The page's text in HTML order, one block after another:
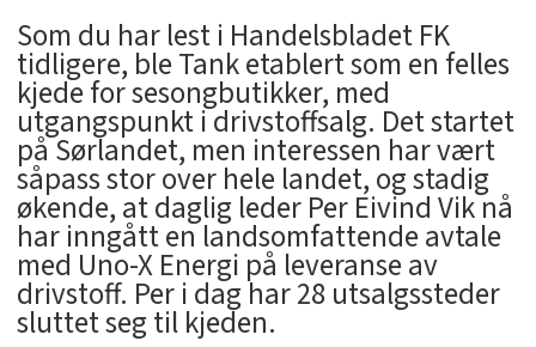
Som du har lest i Handelsbladet FK
tidligere, ble Tank etablert som en felles
kjede for sesongbutikker, med
utgangspunkt i drivstoffsalg. Det startet
på Sørlandet, men interessen har vært
såpass stor over hele landet, og stadig
økende, at daglig leder Per Eivind Vik nå
har inngått en landsomfattende avtale
med Uno-X Energi på leveranse av
drivstoff. Per i dag har 28 utsalgssteder
sluttet seg til kjeden.